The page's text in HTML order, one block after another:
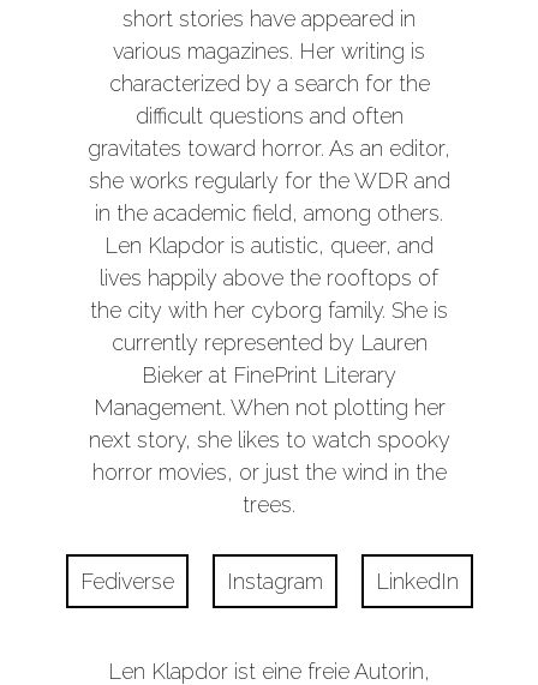
short stories have appeared in
various magazines. Her writing is
characterized by a search for the
difficult questions and often
gravitates toward horror. As an editor,
she works regularly for the WDR and
in the academic field, among others.
Len Klapdor is autistic, queer, and
lives happily above the rooftops of
the city with her cyborg family. She is
currently represented by Lauren
Bieker at FinePrint Literary
Management. When not plotting her
next story, she likes to watch spooky
horror movies, or just the wind in the
trees.
Fediverse Instagram LinkedIn
Len Klapdor ist eine freie Autorin,